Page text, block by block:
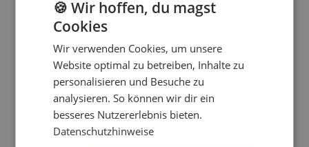
🍪 Wir hoffen, du magst
Cookies
Wir verwenden Cookies, um unsere
Website optimal zu betreiben, Inhalte zu
personalisieren und Besuche zu
analysieren. So können wir dir ein
besseres Nutzererlebnis bieten.
Datenschutzhinweise